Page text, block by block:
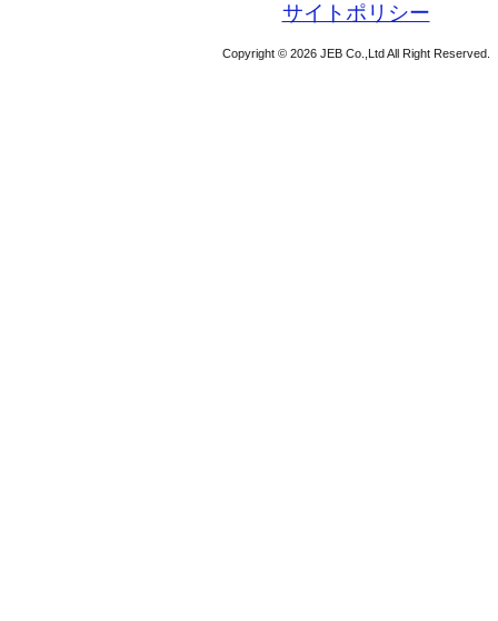
サイトポリシー
Copyright © 2026 JEB Co.,Ltd All Right Reserved.